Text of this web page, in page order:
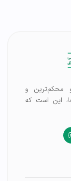
محکم‌ترین و
این است که